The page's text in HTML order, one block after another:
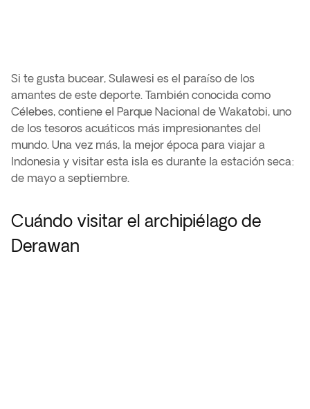
Si te gusta bucear, Sulawesi es el paraíso de los
amantes de este deporte. También conocida como
Célebes, contiene el Parque Nacional de Wakatobi, uno
de los tesoros acuáticos más impresionantes del
mundo. Una vez más, la mejor época para viajar a
Indonesia y visitar esta isla es durante la estación seca:
de mayo a septiembre.
Cuándo visitar el archipiélago de
Derawan